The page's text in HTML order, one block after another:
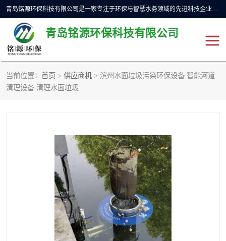
青岛铭源环保科技有限公司是一家专注于环保与智慧水务领域的先进科技企业，公司专注于云智能一体化预制泵站、水务循环利用、海绵城市、云智慧水务开发及新型环保技术研发等领域。铭源环保以为客户提供优质产品、专业技术服务为己任。为客户提供量身定制方案，提供多种配置方案满足实际使用要求。严控供货周期，并提供高标准后期维护。以环保为己任，视质量如生命，以技术做先导，靠诚信赢客户。
青岛铭源环保科技有限公司
当前位置： 首页 > 供应商机 > 滨州水面垃圾污染环保设备 智能河道
清理设备 清理水面垃圾
一体化HMPP泵站
下开式堰门 液动限流闸门
加压泵房/灌溉泵房 一体化预制泵站
不锈钢浮筒阀 真空冲洗装置
雨水收集回用装置 门式冲洗装置
智能一体化灌溉泵房 一体化污水处理泵房